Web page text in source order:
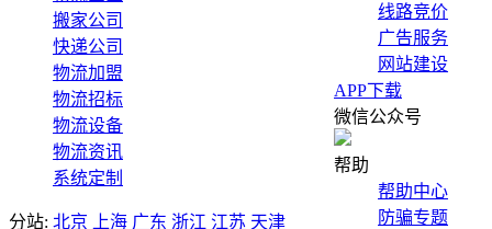
线路竞价
广告服务
网站建设
APP下载
微信公众号
帮助
帮助中心
防骗专题
搬家公司
快递公司
物流加盟
物流招标
物流设备
物流资讯
系统定制
分站: 北京 上海 广东 浙江 江苏 天津